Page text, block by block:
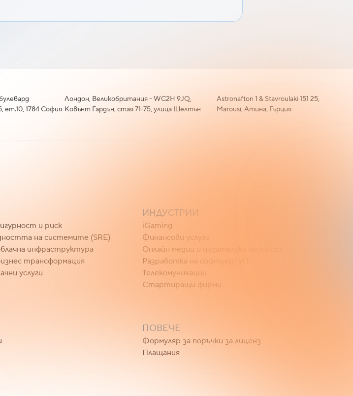
ет.10, 1784 София
Лондон, Великобритания - WC2H 9JQ,
Ковънт Гардън, стая 71-75, улица Шелтън
Astronafton 1 & Stavroulaki 151 25,
Marousi, Атина, Гърция
и риск
на системите (SRE)
инфраструктура
трансформация
услуги
ИНДУСТРИИ
iGaming
Финансови услуги
Онлайн медии и издателска дейност
Разработка на софтуер/ ИТ
Телекомуникации
Стартиращи фирми
ПОВЕЧЕ
Формуляр за поръчки за лиценз
Плащания